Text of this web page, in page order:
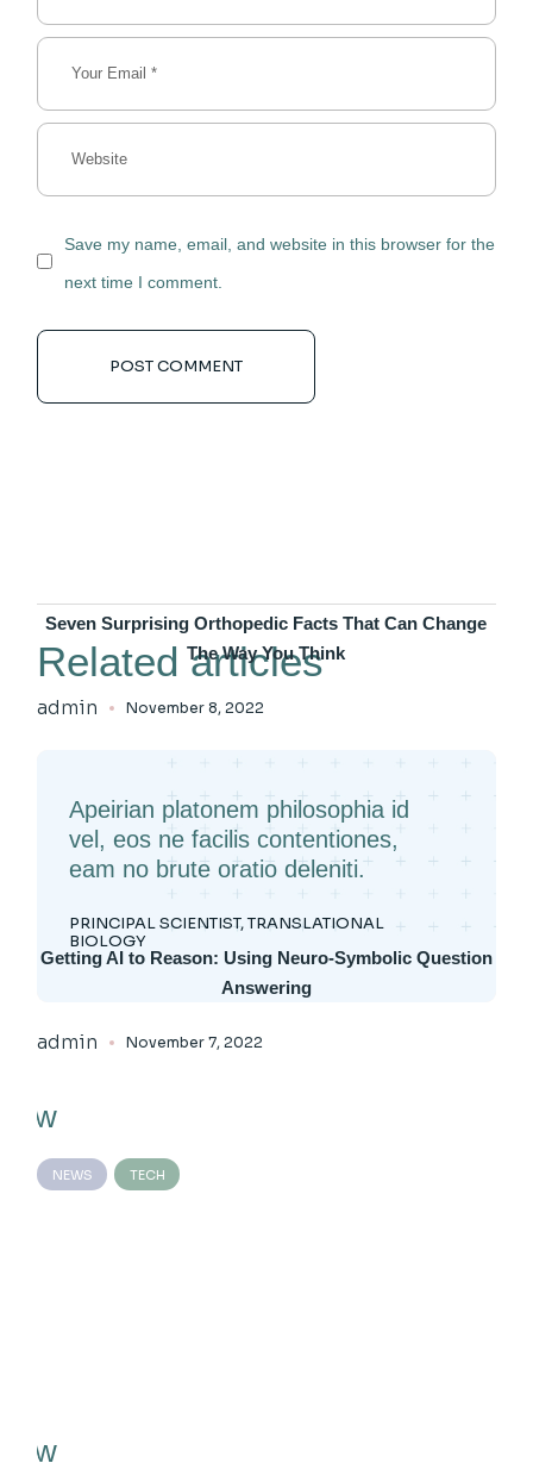
Save my name, email, and website in this browser for the
next time I comment.
POST COMMENT
Related articles
Apeirian platonem philosophia id
vel, eos ne facilis contentiones,
eam no brute oratio deleniti.
PRINCIPAL SCIENTIST, TRANSLATIONAL
BIOLOGY
NEWS TECH
Seven Surprising Orthopedic Facts That Can Change
The Way You Think
admin November 8, 2022
Getting AI to Reason: Using Neuro-Symbolic Question
Answering
admin November 7, 2022